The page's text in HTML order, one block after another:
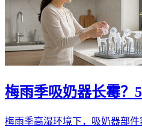
梅雨季吸奶器长霉？
梅雨季高湿环境下，吸奶器部